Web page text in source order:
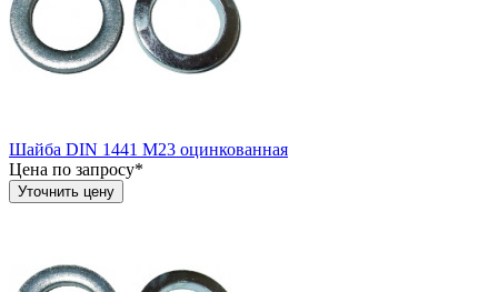
Шайба DIN 1441 М23 оцинкованная
Цена по запросу*
Уточнить цену